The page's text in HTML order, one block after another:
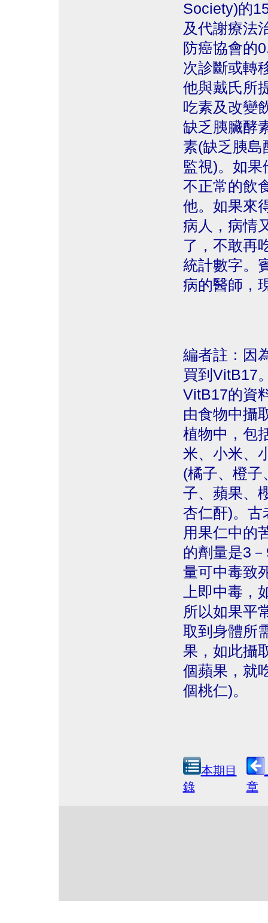
Society)的
及代謝療法
防癌協會的
次診斷或轉
他與戴氏所
吃素及改變
缺乏胰臟酵
素(缺乏胰島
監視)。如
不正常的飲
他。如果來
病人，病情
了，不敢再
統計數字。
病的醫師，
編者註：因
買到VitB17
VitB17的資
由食物中攝
植物中，包
米、小米、
(橘子、橙子
子、蘋果、
杏仁酐)。古
用果仁中的
的劑量是3
量可中毒致
上即中毒
所以如果平
取到身體所
果，如此攝
個蘋果，就
個桃仁)。
本期目
錄
章